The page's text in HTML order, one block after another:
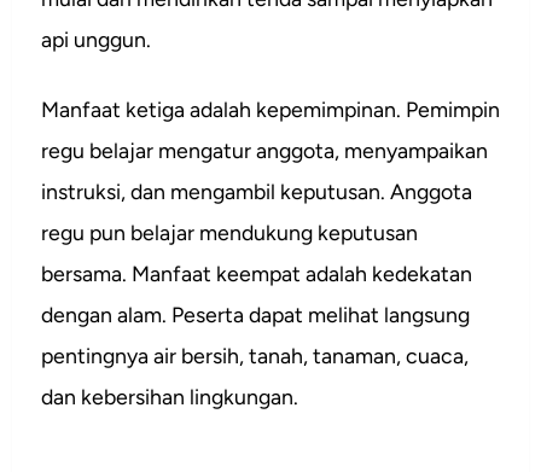
api unggun.
Manfaat ketiga adalah kepemimpinan. Pemimpin
regu belajar mengatur anggota, menyampaikan
instruksi, dan mengambil keputusan. Anggota
regu pun belajar mendukung keputusan
bersama. Manfaat keempat adalah kedekatan
dengan alam. Peserta dapat melihat langsung
pentingnya air bersih, tanah, tanaman, cuaca,
dan kebersihan lingkungan.